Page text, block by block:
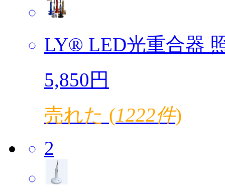
LY® LED光重合器
5,850円
売れた (1222件)
2